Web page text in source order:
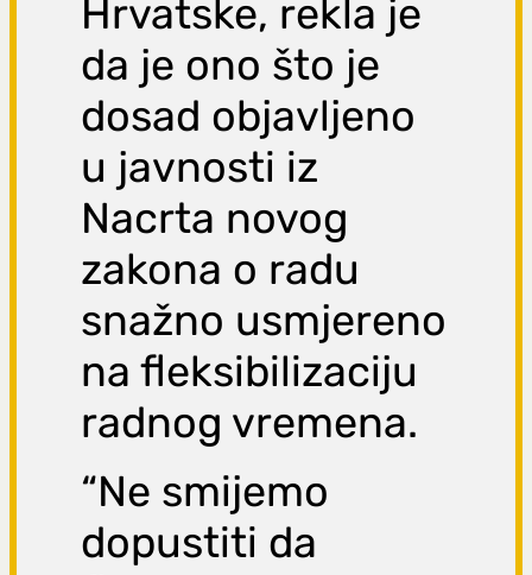
Hrvatske, rekla je
da je ono što je
dosad objavljeno
u javnosti iz
Nacrta novog
zakona o radu
snažno usmjereno
na fleksibilizaciju
radnog vremena.
“Ne smijemo
dopustiti da